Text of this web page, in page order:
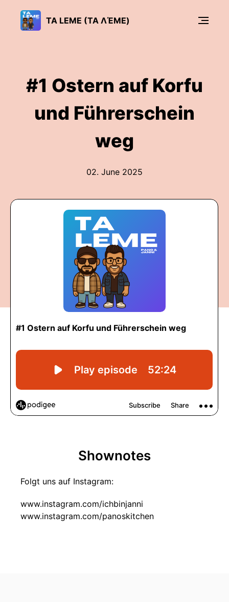
TA LEME (ΤΑ ΛΈΜΕ)
#1 Ostern auf Korfu
und Führerschein
weg
02. June 2025
Shownotes
Folgt uns auf Instagram:
www.instagram.com/ichbinjanni
www.instagram.com/panoskitchen